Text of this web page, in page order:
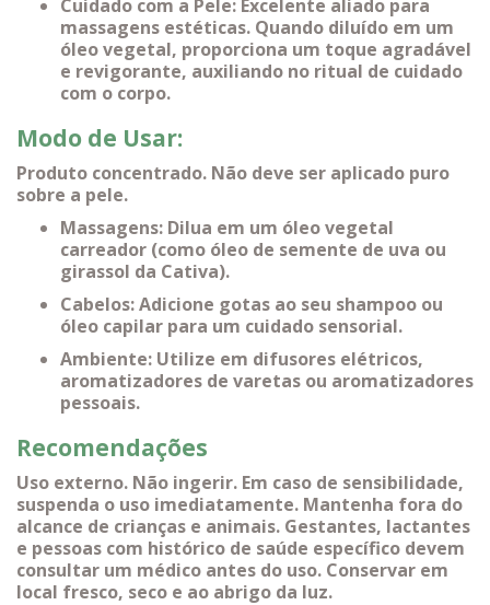
Cuidado com a Pele: Excelente aliado para
massagens estéticas. Quando diluído em um
óleo vegetal, proporciona um toque agradável
e revigorante, auxiliando no ritual de cuidado
com o corpo.
Modo de Usar:
Produto concentrado. Não deve ser aplicado puro
sobre a pele.
Massagens: Dilua em um óleo vegetal
carreador (como óleo de semente de uva ou
girassol da Cativa).
Cabelos: Adicione gotas ao seu shampoo ou
óleo capilar para um cuidado sensorial.
Ambiente: Utilize em difusores elétricos,
aromatizadores de varetas ou aromatizadores
pessoais.
Recomendações
Uso externo. Não ingerir. Em caso de sensibilidade,
suspenda o uso imediatamente. Mantenha fora do
alcance de crianças e animais. Gestantes, lactantes
e pessoas com histórico de saúde específico devem
consultar um médico antes do uso. Conservar em
local fresco, seco e ao abrigo da luz.